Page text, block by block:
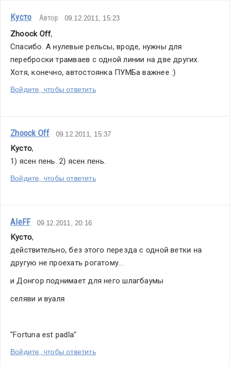
Кусто Автор 09.12.2011, 15:23
Zhoock Off,
Спасибо. А нулевые рельсы, вроде, нужны для
переброски трамваев с одной линии на две других.
Хотя, конечно, автостоянка ПУМБа важнее :)
Войдите, чтобы ответить
Zhoock Off 09.12.2011, 15:37
Кусто,
1) ясен пень. 2) ясен пень.
Войдите, чтобы ответить
AleFF 09.12.2011, 20:16
Кусто,
действительно, без этого перезда с одной ветки на
другую не проехать рогатому...
и Донгор поднимает для него шлагбаумы
селяви и вуаля
"Fortuna est padla"
Войдите, чтобы ответить